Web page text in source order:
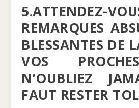
5.ATTENDEZ-
REMARQUES
BLESSANTES DE
VOS
N’OUBLIEZ
FAUT RESTER